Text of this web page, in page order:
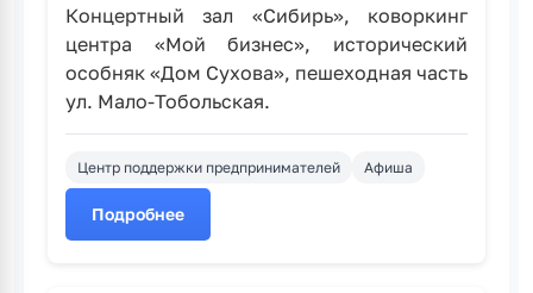
Концертный зал «Сибирь», коворкинг
центра «Мой бизнес», исторический
особняк «Дом Сухова», пешеходная часть
ул. Мало-Тобольская.
Центр поддержки предпринимателей Афиша
Подробнее
о